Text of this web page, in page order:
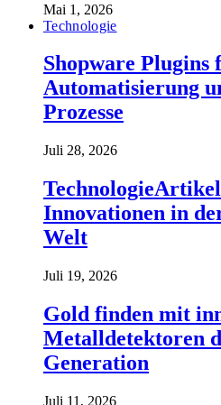
Mai 1, 2026
Technologie
Shopware Plugins
Automatisierung
Prozesse
Juli 28, 2026
Innovationen in
Welt
Juli 19, 2026
Gold finden mit
Metalldetektoren
Generation
Juli 11, 2026